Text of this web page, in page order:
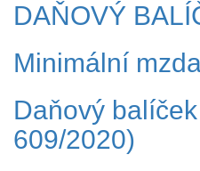
DAŇOVÝ
Minimální
Daňový
609/2020)